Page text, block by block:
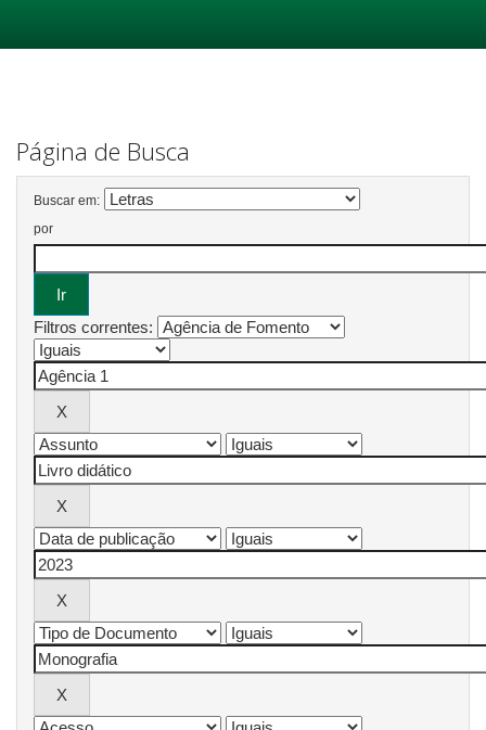
Página de Busca
Buscar em:
por
Filtros correntes: